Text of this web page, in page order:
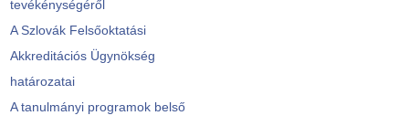
tevékénységéről
A Szlovák Felsőoktatási
Akkreditációs Ügynökség
határozatai
A tanulmányi programok belső